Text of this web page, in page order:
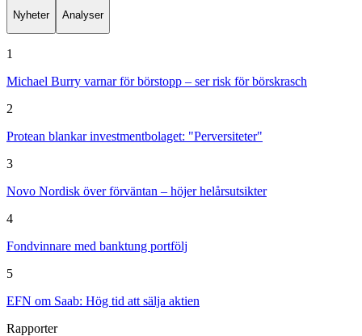
Nyheter Analyser
1
Michael Burry varnar för börstopp – ser risk för börskrasch
2
Protean blankar investmentbolaget: "Perversiteter"
3
Novo Nordisk över förväntan – höjer helårsutsikter
4
Fondvinnare med banktung portfölj
5
EFN om Saab: Hög tid att sälja aktien
Rapporter